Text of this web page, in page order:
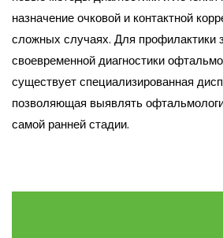
назначение очковой и контактной
сложных случаях. Для профилактики
своевременной диагностики
существует специализированная
позволяющая выявлять
самой ранней стадии.